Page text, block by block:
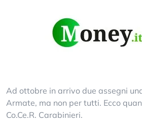
Ad ottobre in arrivo due assegni
Armate, ma non per tutti. Ecco
Co.Ce.R. Carabinieri.